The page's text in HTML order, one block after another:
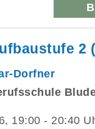
2
Dorfner
19:00 - 20:40